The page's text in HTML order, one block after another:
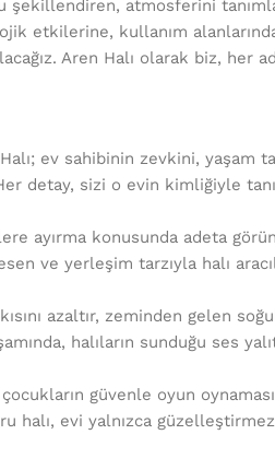
şekillendiren, atmosferini
etkilerine, kullanım
Aren Halı olarak biz, her
ev sahibinin zevkini, yaşam
detay, sizi o evin kimliğiyle
ayırma konusunda adeta
ve yerleşim tarzıyla halı
azaltır, zeminden gelen
halıların sunduğu ses
güvenle oyun
halı, evi yalnızca